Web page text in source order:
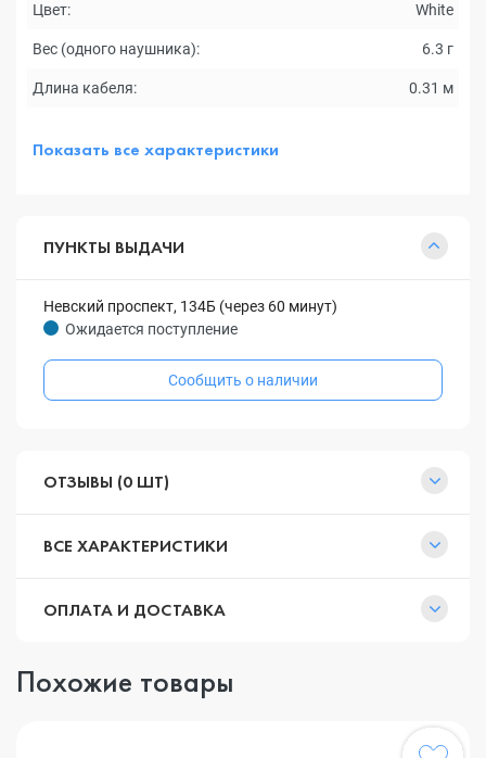
Цвет: White
Вес (одного наушника): 6.3 г
Длина кабеля: 0.31 м
Показать все характеристики
ПУНКТЫ ВЫДАЧИ
Невский проспект, 134Б (через 60 минут)
Ожидается поступление
Сообщить о наличии
ОТЗЫВЫ (0 ШТ)
ВСЕ ХАРАКТЕРИСТИКИ
ОПЛАТА И ДОСТАВКА
Похожие товары